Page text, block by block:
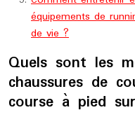
équipements de
de vie ?
Quels sont les
chaussures de
course à pied